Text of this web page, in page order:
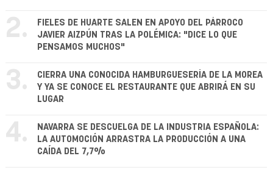
2.
FIELES DE HUARTE SALEN EN APOYO DEL PÁRROCO
JAVIER AIZPÚN TRAS LA POLÉMICA: "DICE LO QUE
PENSAMOS MUCHOS"
3.
CIERRA UNA CONOCIDA HAMBURGUESERÍA DE LA MOREA
Y YA SE CONOCE EL RESTAURANTE QUE ABRIRÁ EN SU
LUGAR
4.
NAVARRA SE DESCUELGA DE LA INDUSTRIA ESPAÑOLA:
LA AUTOMOCIÓN ARRASTRA LA PRODUCCIÓN A UNA
CAÍDA DEL 7,7%